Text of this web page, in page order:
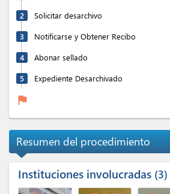
2 Solicitar desarchivo
3 Notificarse y Obtener Recibo
4 Abonar sellado
5 Expediente Desarchivado
flag
Resumen del procedimiento
Instituciones involucradas 3